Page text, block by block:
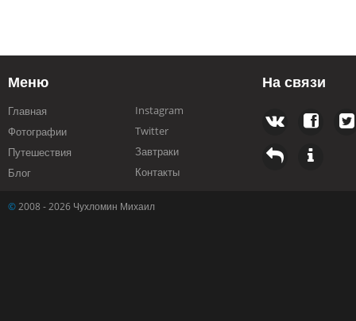
Меню
Главная
Фотографии
Путешествия
Блог
Instagram
Twitter
Завтраки
Контакты
На связи
© 2008 - 2026 Чухломин Михаил